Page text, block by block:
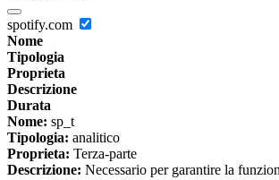
spotify.com
Nome
Tipologia
Proprieta
Descrizione
Durata
Nome: sp_t
Tipologia: analitico
Proprieta: Terza-parte
Descrizione: Necessario per garantire la